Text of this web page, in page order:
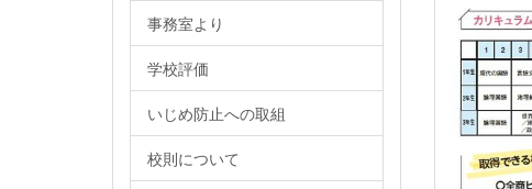
事務室より
学校評価
いじめ防止への取組
校則について